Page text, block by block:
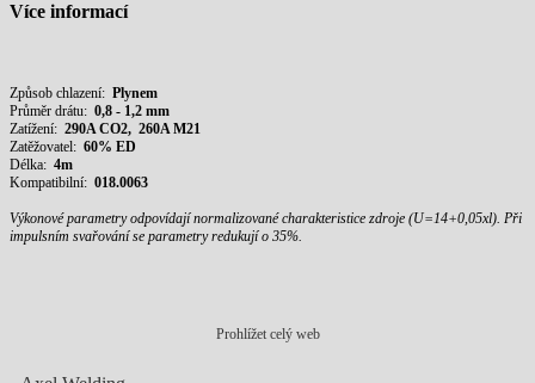
Více informací
Způsob chlazení: Plynem
Průměr drátu: 0,8 - 1,2 mm
Zatížení: 290A CO2, 260A M21
Zatěžovatel: 60% ED
Délka: 4m
Kompatibilní: 018.0063
Výkonové parametry odpovídají normalizované charakteristice zdroje (U=14+0,05xl). Při
impulsním svařování se parametry redukují o 35%.
Prohlížet celý web